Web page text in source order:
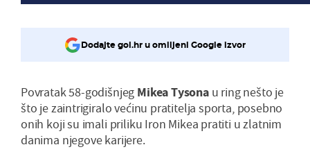
Dodajte gol.hr u omiljeni Google izvor
Povratak 58-godišnjeg Mikea Tysona u ring nešto je
što je zaintrigiralo većinu pratitelja sporta, posebno
onih koji su imali priliku Iron Mikea pratiti u zlatnim
danima njegove karijere.